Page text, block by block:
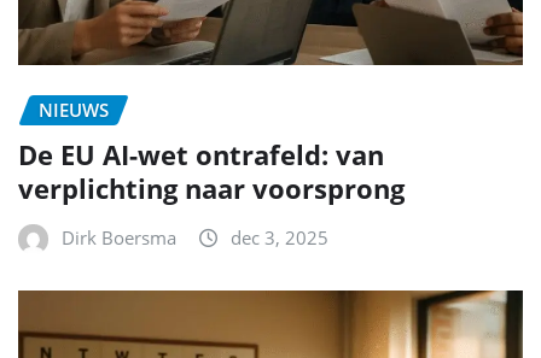
NIEUWS
De EU AI-wet ontrafeld: van
verplichting naar voorsprong
Dirk Boersma dec 3, 2025